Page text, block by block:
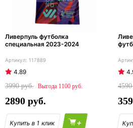
Ливерпуль футболка
специальная 2023-2024
117889
4.89
3990
1100
2890
+